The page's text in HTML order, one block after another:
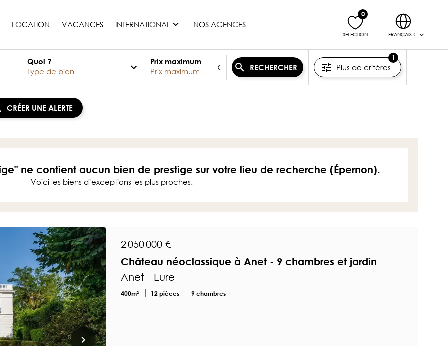
LOCATION VACANCES INTERNATIONAL
France
Maurice
Tous les pays
NOS AGENCES
SÉLECTION
0
FRANÇAIS €
Quoi ? Prix maximum
€ RECHERCHER Plus de critères
1
CRÉER UNE ALERTE
ne contient aucun bien de prestige sur votre lieu de recherche (Épernon).
Voici les biens d’exceptions les plus proches.
2 050 000 €
Château néoclassique à Anet - 9 chambres et jardin
Anet - Eure
400m² 12 pièces 9 chambres